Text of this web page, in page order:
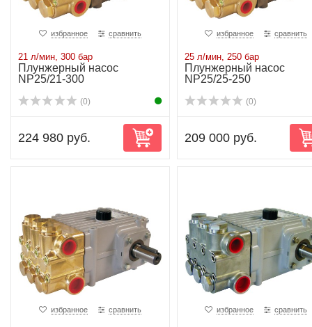
избранное сравнить
21 л/мин, 300 бар
Плунжерный насос
NP25/21-300
(0)
224 980 руб.
избранное сравнить
25 л/мин, 250 бар
Плунжерный насос
NP25/25-250
(0)
209 000 руб.
избранное сравнить избранное сравнить